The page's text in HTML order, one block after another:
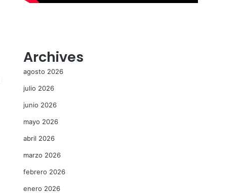
Archives
agosto 2026
julio 2026
junio 2026
mayo 2026
abril 2026
marzo 2026
febrero 2026
enero 2026